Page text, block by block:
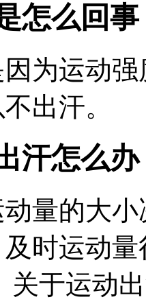
怎么回事
为运动
出汗。
汗怎么办
量的大
时运动
关于运动